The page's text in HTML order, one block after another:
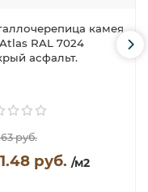
камея
RAL 7024
асфальт.
руб.
руб. /м2